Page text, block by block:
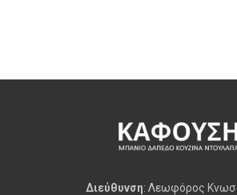
Διεύθυνση: Λεωφόρος